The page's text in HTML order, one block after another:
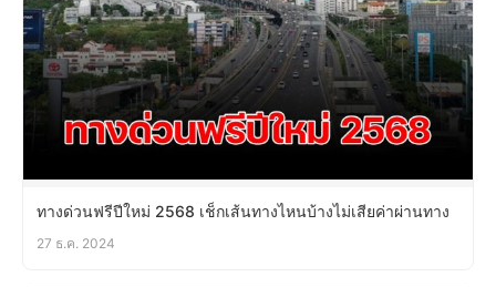
ทางด่วนฟรีปีใหม่ 2568 เช็กเส้นทางไหนบ้างไม่เสียค่าผ่านทาง
27 ธ.ค. 2024